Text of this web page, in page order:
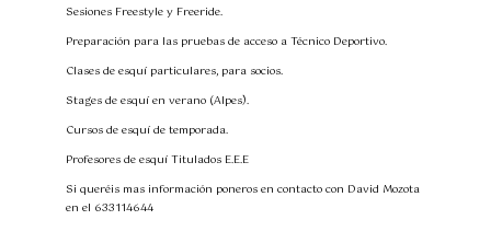
Sesiones Freestyle y Freeride.
Preparación para las pruebas de acceso a Técnico Deportivo.
Clases de esquí particulares, para socios.
Stages de esquí en verano (Alpes).
Cursos de esquí de temporada.
Profesores de esquí Titulados E.E.E
Si queréis mas información poneros en contacto con David Mozota
en el 633114644